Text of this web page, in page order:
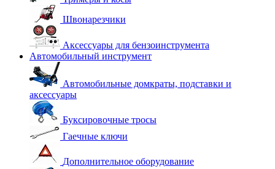
Швонарезчики
Аксессуары для бензоинструмента
Автомобильный инструмент
Автомобильные домкраты, подставки и
аксессуары
Буксировочные тросы
Гаечные ключи
Дополнительное оборудование